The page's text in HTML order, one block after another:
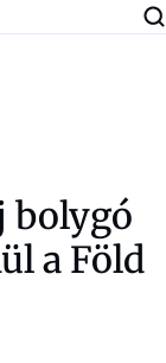
bolygó
a Föld